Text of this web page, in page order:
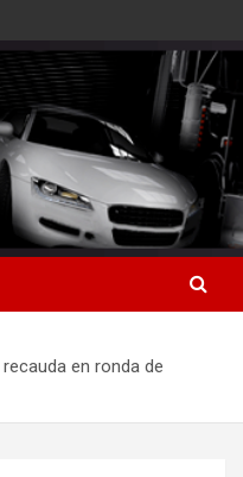
en ronda de